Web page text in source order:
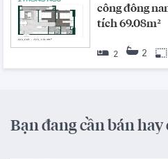
công đông
tích 69.08m²
2 2
Bạn đang cần bán hay